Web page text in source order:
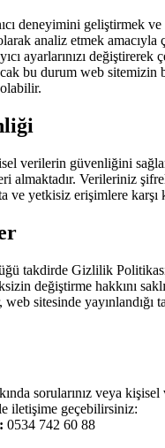
deneyimini geliştirmek
analiz etmek amacıyla
ayarlarınızı değiştirerek
bu durum web sitemizin
olabilir.
verilerin güvenliğini
almaktadır. Verileriniz
ve yetkisiz erişimlere karşı
takdirde Gizlilik
değiştirme hakkını
sitesinde yayınlandığı
sorularınız veya
iletişime geçebilirsiniz:
0534 742 60 88